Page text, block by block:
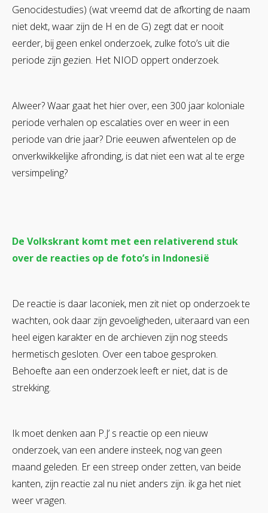
Genocidestudies) (wat vreemd dat de afkorting de naam
niet dekt, waar zijn de H en de G) zegt dat er nooit
eerder, bij geen enkel onderzoek, zulke foto’s uit die
periode zijn gezien. Het NIOD oppert onderzoek.
Alweer? Waar gaat het hier over, een 300 jaar koloniale
periode verhalen op escalaties over en weer in een
periode van drie jaar? Drie eeuwen afwentelen op de
onverkwikkelijke afronding, is dat niet een wat al te erge
versimpeling?
De Volkskrant komt met een relativerend stuk
over de reacties op de foto’s in Indonesië
De reactie is daar laconiek, men zit niet op onderzoek te
wachten, ook daar zijn gevoeligheden, uiteraard van een
heel eigen karakter en de archieven zijn nog steeds
hermetisch gesloten. Over een taboe gesproken.
Behoefte aan een onderzoek leeft er niet, dat is de
strekking.
Ik moet denken aan P.J’ s reactie op een nieuw
onderzoek, van een andere insteek, nog van geen
maand geleden. Er een streep onder zetten, van beide
kanten, zijn reactie zal nu niet anders zijn. ik ga het niet
weer vragen.